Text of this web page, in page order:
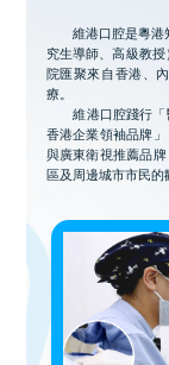
維港口腔是粵港
究生導師、高級教
院匯聚來自香港、
療。
維港口腔踐行
香港企業領袖品牌
與廣東衛視推薦品
區及周邊城市市民的